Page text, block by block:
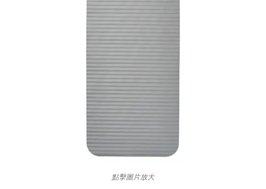
點擊圖片放大